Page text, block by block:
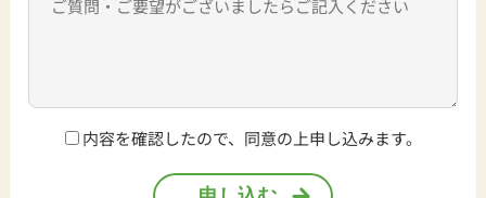
内容を確認したので、同意の上申し込みます。